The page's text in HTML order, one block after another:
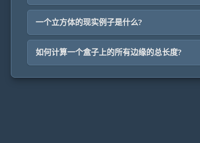
一个立方体的现实例子是什么?
如何计算一个盒子上的所有边缘的总长度?